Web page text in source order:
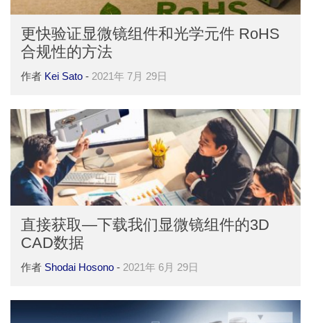
更快验证显微镜组件和光学元件 RoHS
合规性的方法
作者 Kei Sato - 2021年 7月 29日
直接获取—下载我们显微镜组件的3D
CAD数据
作者 Shodai Hosono - 2021年 6月 29日